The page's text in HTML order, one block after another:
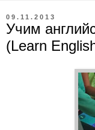
09.11.2013
Учим
(Learn